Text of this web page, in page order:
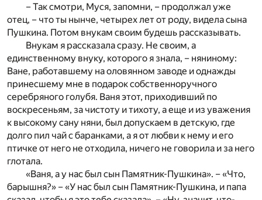
– Так смотри, Муся, запомни, – продолжал уже
отец, – что ты нынче, четырех лет от роду, видела сына
Пушкина. Потом внукам своим будешь рассказывать.
Внукам я рассказала сразу. Не своим, а
единственному внуку, которого я знала, – няниному:
Ване, работавшему на оловянном заводе и однажды
принесшему мне в подарок собственноручного
серебряного голубя. Ваня этот, приходивший по
воскресеньям, за чистоту и тихоту, а еще и из уважения
к высокому сану няни, был допускаем в детскую, где
долго пил чай с баранками, а я от любви к нему и его
птичке от него не отходила, ничего не говорила и за него
глотала.
«Ваня, а у нас был сын Памятник-Пушкина». – «Что,
барышня?» – «У нас был сын Памятник-Пушкина, и папа